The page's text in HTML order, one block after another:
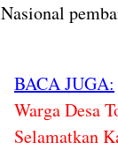
Nasional
BACA JUGA:
Warga Desa
Selamatkan